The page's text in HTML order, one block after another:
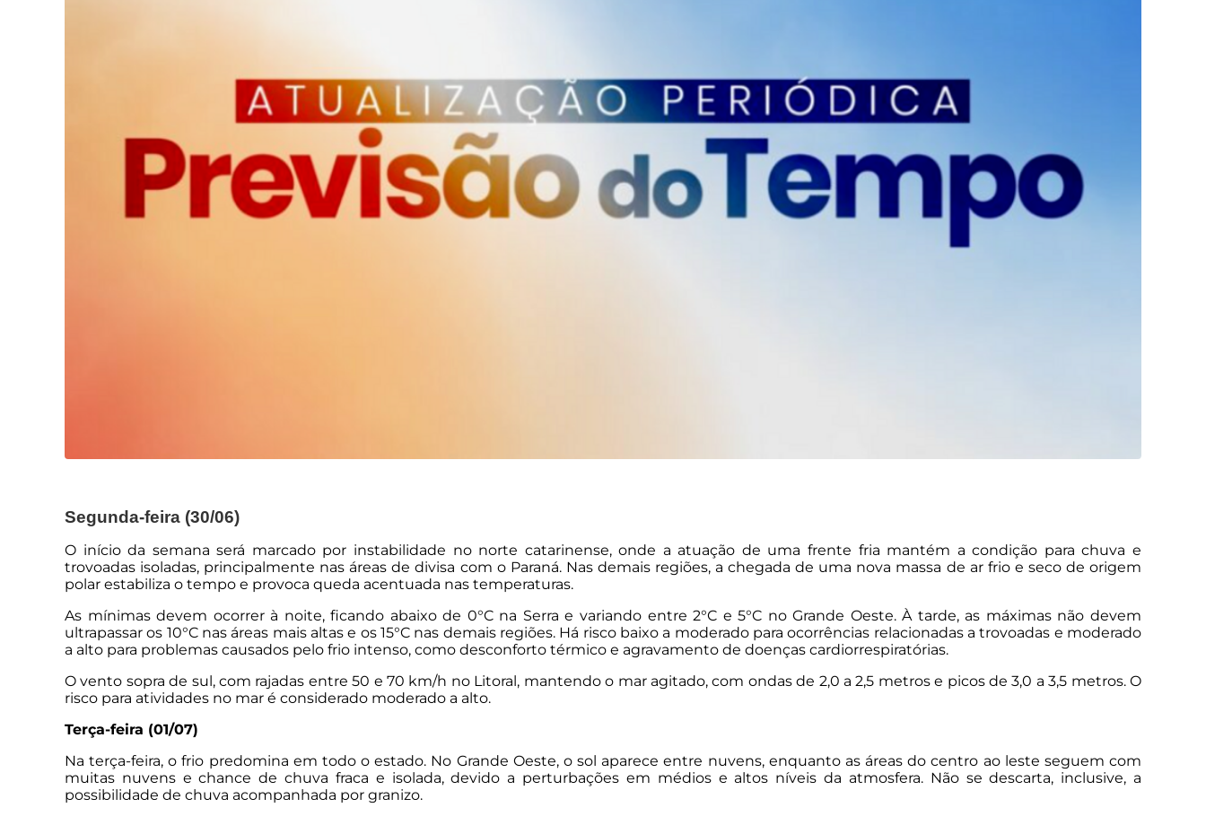
Segunda-feira (30/06)
O início da semana será marcado por instabilidade no norte catarinense, onde a atuação de uma frente fria mantém a condição para chuva e
trovoadas isoladas, principalmente nas áreas de divisa com o Paraná. Nas demais regiões, a chegada de uma nova massa de ar frio e seco de origem
polar estabiliza o tempo e provoca queda acentuada nas temperaturas.
As mínimas devem ocorrer à noite, ficando abaixo de 0°C na Serra e variando entre 2°C e 5°C no Grande Oeste. À tarde, as máximas não devem
ultrapassar os 10°C nas áreas mais altas e os 15°C nas demais regiões. Há risco baixo a moderado para ocorrências relacionadas a trovoadas e moderado
a alto para problemas causados pelo frio intenso, como desconforto térmico e agravamento de doenças cardiorrespiratórias.
O vento sopra de sul, com rajadas entre 50 e 70 km/h no Litoral, mantendo o mar agitado, com ondas de 2,0 a 2,5 metros e picos de 3,0 a 3,5 metros. O
risco para atividades no mar é considerado moderado a alto.
Terça-feira (01/07)
Na terça-feira, o frio predomina em todo o estado. No Grande Oeste, o sol aparece entre nuvens, enquanto as áreas do centro ao leste seguem com
muitas nuvens e chance de chuva fraca e isolada, devido a perturbações em médios e altos níveis da atmosfera. Não se descarta, inclusive, a
possibilidade de chuva acompanhada por granizo.